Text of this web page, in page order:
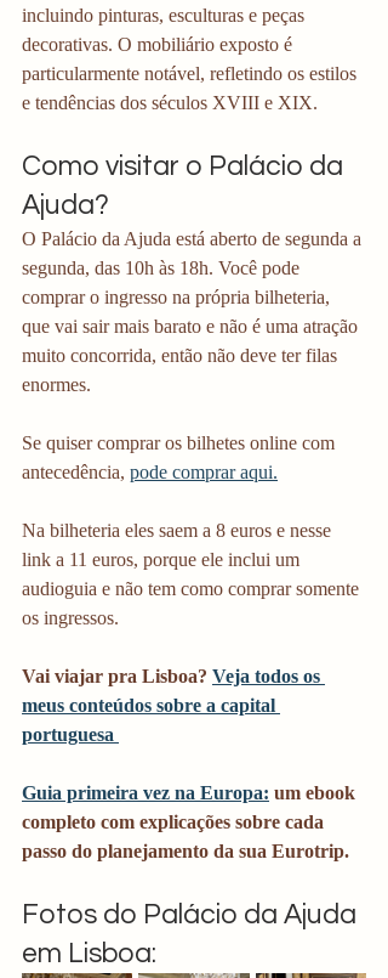
incluindo pinturas, esculturas e peças
decorativas. O mobiliário exposto é
particularmente notável, refletindo os estilos
e tendências dos séculos XVIII e XIX.
Como visitar o Palácio da
Ajuda?
O Palácio da Ajuda está aberto de segunda a
segunda, das 10h às 18h. Você pode
comprar o ingresso na própria bilheteria,
que vai sair mais barato e não é uma atração
muito concorrida, então não deve ter filas
enormes.
Se quiser comprar os bilhetes online com
antecedência, pode comprar aqui.
Na bilheteria eles saem a 8 euros e nesse
link a 11 euros, porque ele inclui um
audioguia e não tem como comprar somente
os ingressos.
Vai viajar pra Lisboa? Veja todos os
meus conteúdos sobre a capital
portuguesa
Guia primeira vez na Europa: um ebook
completo com explicações sobre cada
passo do planejamento da sua Eurotrip.
Fotos do Palácio da Ajuda
em Lisboa: